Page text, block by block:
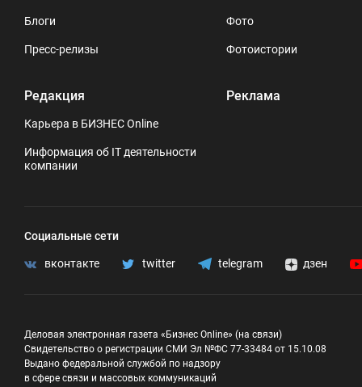
Блоги
Пресс-релизы
Редакция
Карьера в БИЗНЕС Online
Информация об IT деятельности
компании
Фото
Фотоистории
Реклама
Социальные сети
вконтакте twitter telegram дзен
Деловая электронная газета «Бизнес Online» (на связи)
Свидетельство о регистрации СМИ Эл №ФС 77-33484 от 15.10.08
Выдано федеральной службой по надзору
в сфере связи и массовых коммуникаций